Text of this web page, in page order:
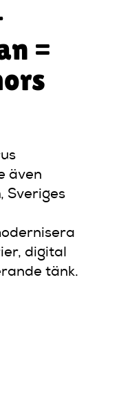
=
även
, Sveriges
digital
tänk.